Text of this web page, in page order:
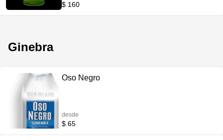
$ 160
Ginebra
Oso Negro
desde
$ 65